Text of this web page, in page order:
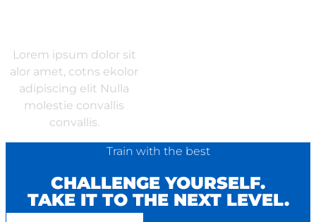
Lorem ipsum dolor sit
alor amet, cotns ekolor
adipiscing elit Nulla
molestie convallis
convallis.
Train with the best
CHALLENGE YOURSELF.
TAKE IT TO THE NEXT LEVEL.